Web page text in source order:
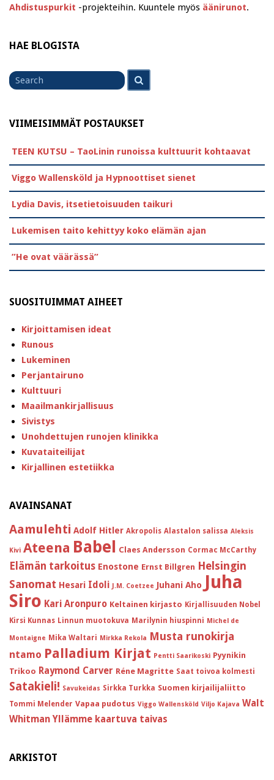
Ahdistuspurkit -projekteihin. Kuuntele myös äänirunot.
HAE BLOGISTA
Search
for
VIIMEISIMMÄT POSTAUKSET
TEEN KUTSU – TaoLinin runoissa kulttuurit kohtaavat
Viggo Wallensköld ja Hypnoottiset sienet
Lydia Davis, itsetietoisuuden taikuri
Lukemisen taito kehittyy koko elämän ajan
”He ovat väärässä”
SUOSITUIMMAT AIHEET
Kirjoittamisen ideat
Runous
Lukeminen
Perjantairuno
Kulttuuri
Maailmankirjallisuus
Sivistys
Unohdettujen runojen klinikka
Kuvataiteilijat
Kirjallinen estetiikka
AVAINSANAT
Aamulehti Adolf Hitler Akropolis Alastalon salissa Aleksis
Kivi Ateena Babel Claes Andersson Cormac McCarthy
Elämän tarkoitus Enostone Ernst Billgren Helsingin
Sanomat Hesari Idoli J.M. Coetzee Juhani Aho Juha
Siro Kari Aronpuro Keltainen kirjasto Kirjallisuuden Nobel
Kirsi Kunnas Linnun muotokuva Marilynin hiuspinni Michel de
Montaigne Mika Waltari Mirkka Rekola Musta runokirja
ntamo Palladium Kirjat Pentti Saarikoski Pyynikin
Trikoo Raymond Carver Réne Magritte Saat toivoa kolmesti
Satakieli! Savukeidas Sirkka Turkka Suomen kirjailijaliitto
Tommi Melender Vapaa pudotus Viggo Wallensköld Viljo Kajava Walt
Whitman Yllämme kaartuva taivas
ARKISTOT